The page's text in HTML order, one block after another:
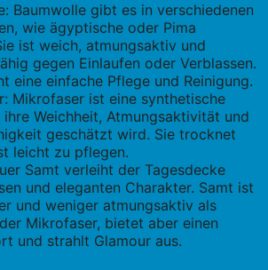
Baumwolle gibt es in verschiedenen
wie ägyptische oder Pima
ist weich, atmungsaktiv und
gegen Einlaufen oder Verblassen.
eine einfache Pflege und Reinigung.
Mikrofaser ist eine synthetische
ihre Weichheit, Atmungsaktivität und
geschätzt wird. Sie trocknet
leicht zu pflegen.
Samt verleiht der Tagesdecke
und eleganten Charakter. Samt ist
und weniger atmungsaktiv als
Mikrofaser, bietet aber einen
und strahlt Glamour aus.